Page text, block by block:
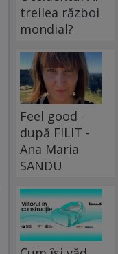
treilea război
mondial?
Feel good -
după FILIT -
Ana Maria
SANDU